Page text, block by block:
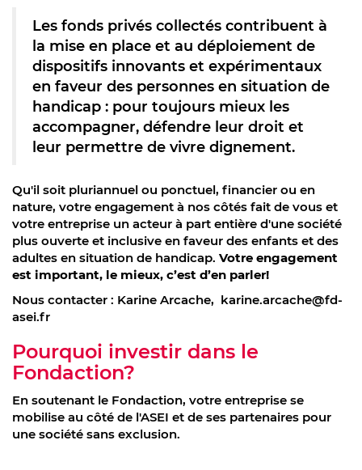
Les fonds privés collectés contribuent à
la mise en place et au déploiement de
dispositifs innovants et expérimentaux
en faveur des personnes en situation de
handicap : pour toujours mieux les
accompagner, défendre leur droit et
leur permettre de vivre dignement.
Qu'il soit pluriannuel ou ponctuel, financier ou en
nature, votre engagement à nos côtés fait de vous et
votre entreprise un acteur à part entière d'une société
plus ouverte et inclusive en faveur des enfants et des
adultes en situation de handicap. Votre engagement
est important, le mieux, c’est d’en parler!
Nous contacter : Karine Arcache, karine.arcache@fd-
asei.fr
Pourquoi investir dans le
Fondaction?
En soutenant le Fondaction, votre entreprise se
mobilise au côté de l'ASEI et de ses partenaires pour
une société sans exclusion.